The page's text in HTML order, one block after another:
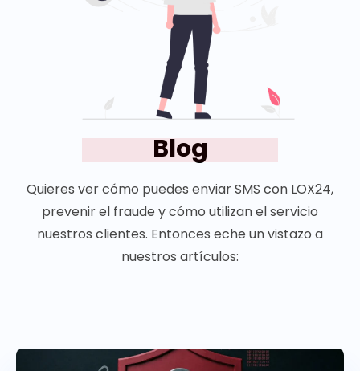
Blog
Quieres ver cómo puedes enviar SMS con LOX24,
prevenir el fraude y cómo utilizan el servicio
nuestros clientes. Entonces eche un vistazo a
nuestros artículos: